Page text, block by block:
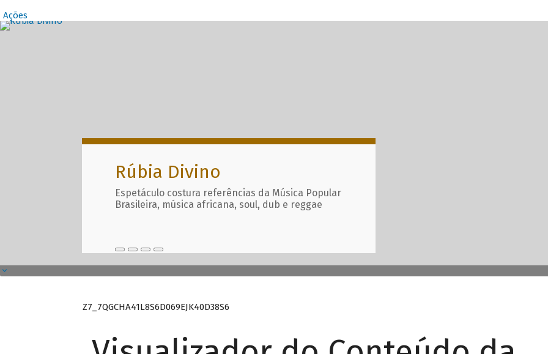
Ações
Destaques Principais com
Rúbia Divino
Espetáculo costura referências da Música Popular
Brasileira, música africana, soul, dub e reggae
Z7_7QGCHA41L8S6D069EJK40D38S6